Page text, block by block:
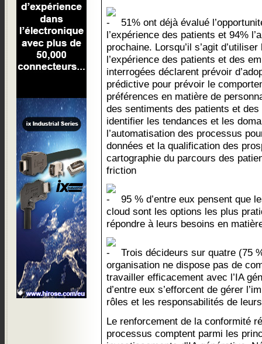
51% ont déjà évalué
l’expérience des patients et 94%
prochaine. Lorsqu’il s’agit
l’expérience des patients et des
interrogées déclarent prévoir
prédictive pour prévoir le
préférences en matière de
des sentiments des patients et
identifier les tendances et les
l’automatisation des processus
données et la qualification des
cartographie du parcours des
friction
95 % d’entre eux pensent que
cloud sont les options les plus
répondre à leurs besoins en
Trois décideurs sur quatre (75
organisation ne dispose pas de
travailler efficacement avec l’IA
d’entre eux s’efforcent de gérer
rôles et les responsabilités de
Le renforcement de la conformité
processus comptent parmi les